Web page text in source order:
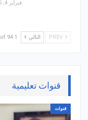
فبراير 4, 2025
التالي 1 of 94
قنوات تعليمية
قنوات